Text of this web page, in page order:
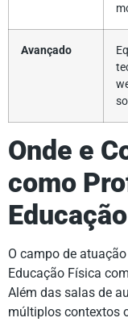
Avançado
Onde e
como
O campo de
Educação Física
Além das salas de
múltiplos contextos